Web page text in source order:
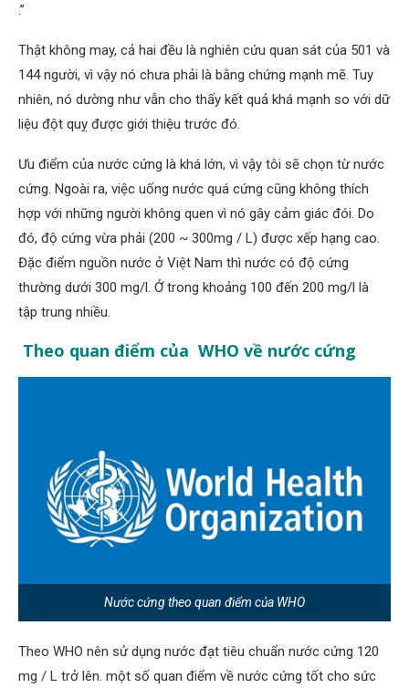
.”
Thật không may, cả hai đều là nghiên cứu quan sát của 501 và
144 người, vì vậy nó chưa phải là bằng chứng mạnh mẽ. Tuy
nhiên, nó dường như vẫn cho thấy kết quả khá mạnh so với dữ
liệu đột quỵ được giới thiệu trước đó.
Ưu điểm của nước cứng là khá lớn, vì vậy tôi sẽ chọn từ nước
cứng. Ngoài ra, việc uống nước quá cứng cũng không thích
hợp với những người không quen vì nó gây cảm giác đói. Do
đó, độ cứng vừa phải (200 ~ 300mg / L) được xếp hạng cao.
Đặc điểm nguồn nước ở Việt Nam thì nước có độ cứng
thường dưới 300 mg/l. Ở trong khoảng 100 đến 200 mg/l là
tập trung nhiều.
Theo quan điểm của WHO về nước cứng
Nước cứng theo quan điểm của WHO
Theo WHO nên sử dụng nước đạt tiêu chuẩn nước cứng 120
mg / L trở lên. một số quan điểm về nước cứng tốt cho sức